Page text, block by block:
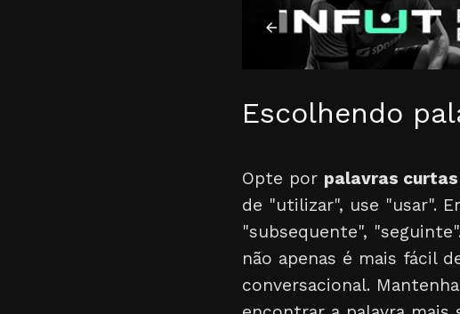
Escolhendo
Opte por palavras curtas
de "utilizar", use "usar".
"subsequente",
não apenas é mais fácil
conversacional.